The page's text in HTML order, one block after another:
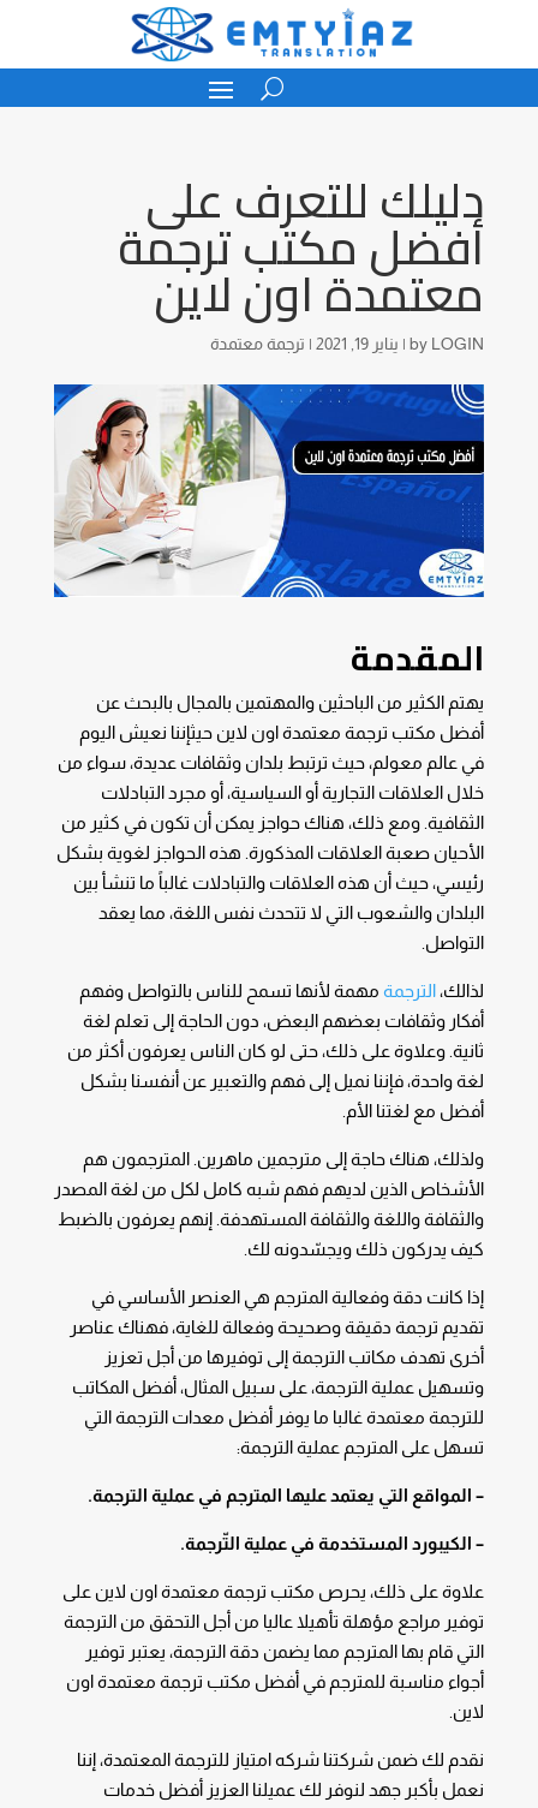
دليلك للتعرف على
أفضل مكتب ترجمة
معتمدة اون لاين
by LOGIN
| يناير 19, 2021 | ترجمة معتمدة
المقدمة
يهتم الكثير من الباحثين والمهتمين بالمجال بالبحث عن
أفضل مكتب ترجمة معتمدة اون لاين حيثإننا نعيش اليوم
في عالم معولم، حيث ترتبط بلدان وثقافات عديدة، سواء من
خلال العلاقات التجارية أو السياسية، أو مجرد التبادلات
الثقافية. ومع ذلك، هناك حواجز يمكن أن تكون في كثير من
الأحيان صعبة العلاقات المذكورة. هذه الحواجز لغوية بشكل
رئيسي، حيث أن هذه العلاقات والتبادلات غالباً ما تنشأ بين
البلدان والشعوب التي لا تتحدث نفس اللغة، مما يعقد
التواصل.
لذالك،الترجمةمهمة لأنها تسمح للناس بالتواصل وفهم
أفكار وثقافات بعضهم البعض، دون الحاجة إلى تعلم لغة
ثانية. وعلاوة على ذلك، حتى لو كان الناس يعرفون أكثر من
لغة واحدة، فإننا نميل إلى فهم والتعبير عن أنفسنا بشكل
أفضل مع لغتنا الأم.
ولذلك، هناك حاجة إلى مترجمين ماهرين. المترجمون هم
الأشخاص الذين لديهم فهم شبه كامل لكل من لغة المصدر
والثقافة واللغة والثقافة المستهدفة. إنهم يعرفون بالضبط
كيف يدركون ذلك ويجسّدونه لك.
إذا كانت دقة وفعالية المترجم هي العنصر الأساسي في
تقديم ترجمة دقيقة وصحيحة وفعالة للغاية، فهناك عناصر
أخرى تهدف مكاتب الترجمة إلى توفيرها من أجل تعزيز
وتسهيل عملية الترجمة، على سبيل المثال، أفضل المكاتب
للترجمة معتمدة غالبا ما يوفر أفضل معدات الترجمة التي
تسهل على المترجم عملية الترجمة:
– المواقع التي يعتمد عليها المترجم في عملية الترجمة.
– الكيبورد المستخدمة في عملية التّرجمة.
علاوة على ذلك، يحرص مكتب ترجمة معتمدة اون لاين على
توفير مراجع مؤهلة تأهيلا عاليا من أجل التحقق من الترجمة
التي قام بها المترجم مما يضمن دقة الترجمة، يعتبر توفير
أجواء مناسبة للمترجم في أفضل مكتب ترجمة معتمدة اون
لاين.
نقدم لك ضمن شركتنا شركه امتياز للترجمة المعتمدة، إننا
نعمل بأكبر جهد لنوفر لك عميلنا العزيز أفضل خدمات